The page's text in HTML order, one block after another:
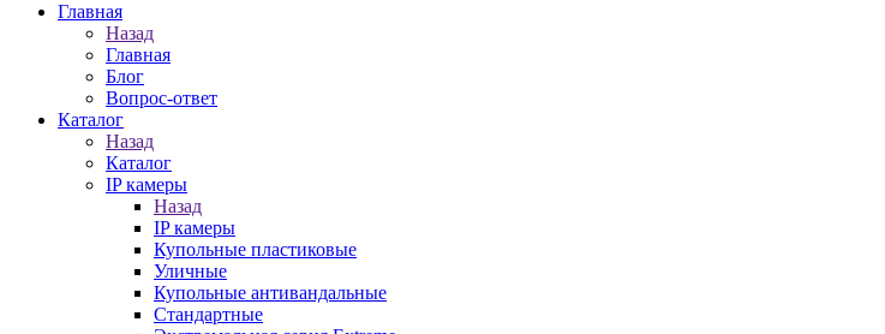
Главная
Назад
Главная
Блог
Вопрос-ответ
Каталог
Назад
Каталог
IP камеры
Назад
IP камеры
Купольные пластиковые
Уличные
Купольные антивандальные
Стандартные